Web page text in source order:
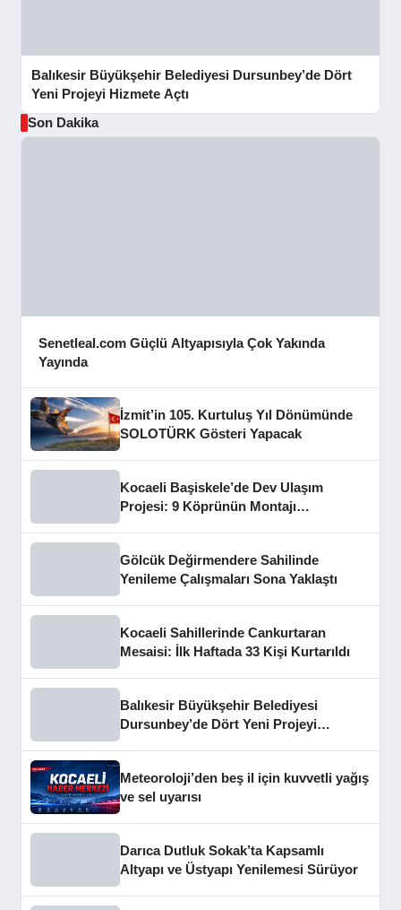
Balıkesir Büyükşehir Belediyesi Dursunbey’de Dört
Yeni Projeyi Hizmete Açtı
Son Dakika
Senetleal.com Güçlü Altyapısıyla Çok Yakında
Yayında
İzmit’in 105. Kurtuluş Yıl Dönümünde
SOLOTÜRK Gösteri Yapacak
Kocaeli Başiskele’de Dev Ulaşım
Projesi: 9 Köprünün Montajı
Gölcük Değirmendere Sahilinde
Yenileme Çalışmaları Sona Yaklaştı
Kocaeli Sahillerinde Cankurtaran
Mesaisi: İlk Haftada 33 Kişi Kurtarıldı
Balıkesir Büyükşehir Belediyesi
Dursunbey’de Dört Yeni Projeyi
Meteoroloji’den beş il için kuvvetli yağış
ve sel uyarısı
Darıca Dutluk Sokak’ta Kapsamlı
Altyapı ve Üstyapı Yenilemesi Sürüyor